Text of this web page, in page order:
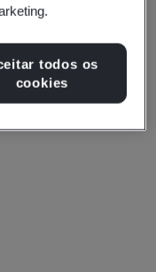
todos os
cookies